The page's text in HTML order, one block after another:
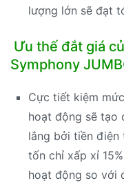
lượng lớn sẽ đạt
Ưu thế đắt giá
Symphony
Cực tiết kiệm
hoạt động sẽ tạo
lắng bởi tiền điện
tốn chỉ xấp xỉ
hoạt động so với